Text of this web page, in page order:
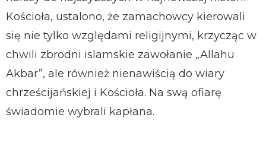
Kościoła, ustalono, że zamachowcy kierowali
się nie tylko względami religijnymi, krzycząc w
chwili zbrodni islamskie zawołanie „Allahu
Akbar”, ale również nienawiścią do wiary
chrześcijańskiej i Kościoła. Na swą ofiarę
świadomie wybrali kapłana.